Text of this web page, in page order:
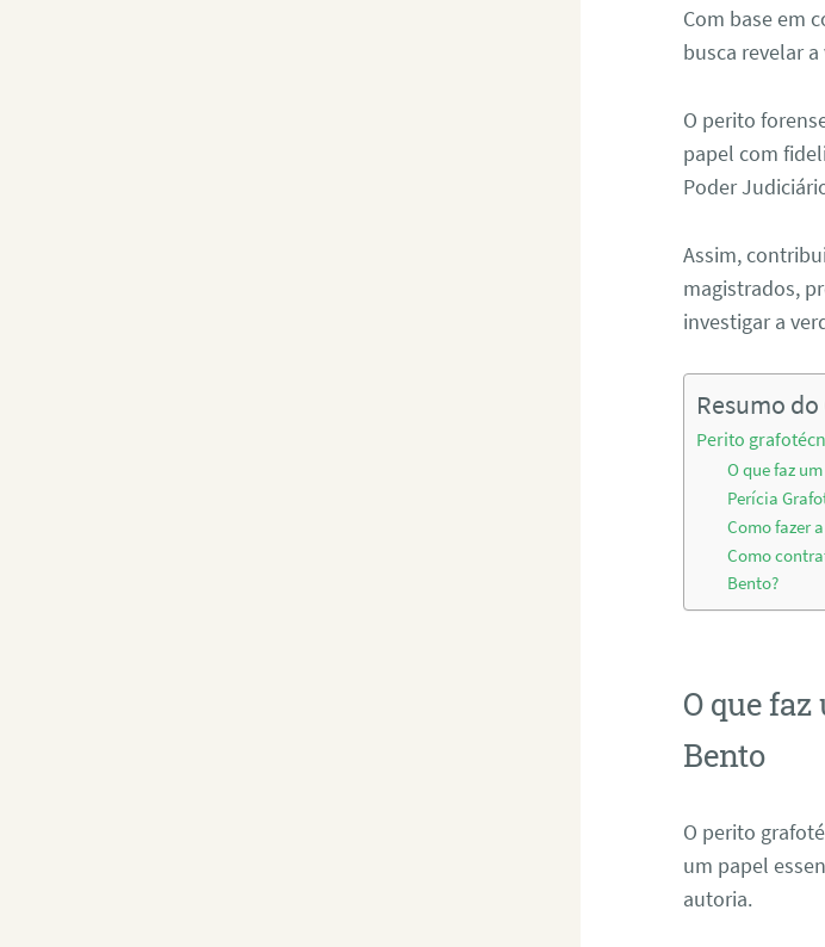
Com base em
busca revelar
O perito
papel com
Poder
Assim,
magistrados,
investigar a
Resumo
Perito
O que faz
Perícia
Como fazer
Como
Bento?
O que
Bento
O perito
um papel
autoria.